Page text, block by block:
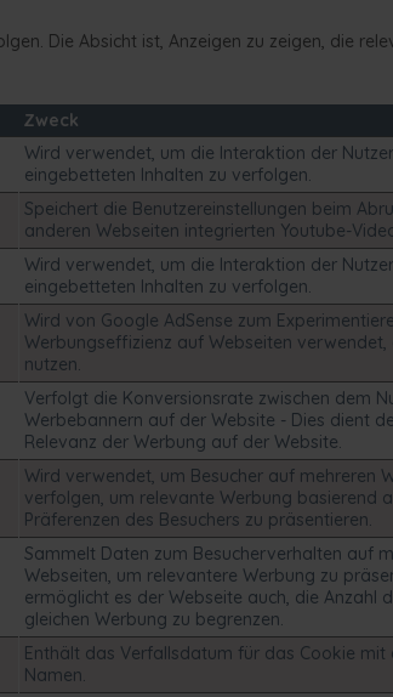
Die Absicht ist, Anzeigen zu zeigen, die
Zweck
Wird verwendet, um die Interaktion der
eingebetteten Inhalten zu verfolgen.
Speichert die Benutzereinstellungen beim
anderen Webseiten integrierten Youtube-
Wird verwendet, um die Interaktion der
eingebetteten Inhalten zu verfolgen.
Wird von Google AdSense zum
Werbungseffizienz auf Webseiten verwendet,
nutzen.
Verfolgt die Konversionsrate zwischen dem
Werbebannern auf der Website - Dies dient
Relevanz der Werbung auf der Website.
Wird verwendet, um Besucher auf mehreren
verfolgen, um relevante Werbung basierend
Präferenzen des Besuchers zu präsentieren.
Sammelt Daten zum Besucherverhalten auf
Webseiten, um relevantere Werbung zu
ermöglicht es der Webseite auch, die Anzahl
gleichen Werbung zu begrenzen.
Enthält das Verfallsdatum für das Cookie mit
Namen.